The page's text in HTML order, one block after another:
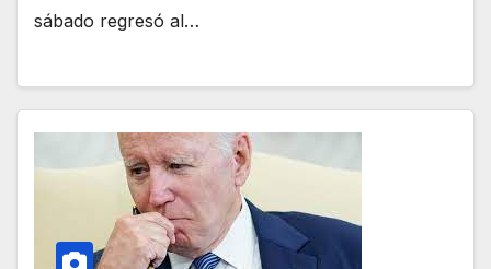
sábado regresó al…